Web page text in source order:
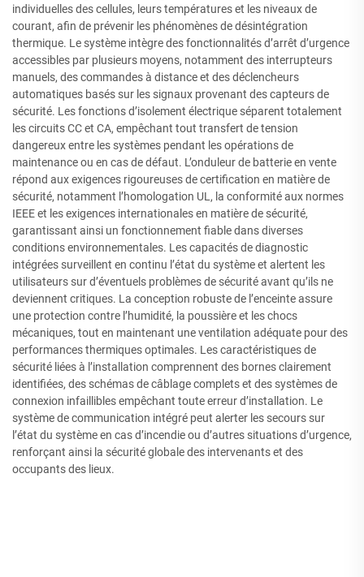
individuelles des cellules, leurs températures et les niveaux de
courant, afin de prévenir les phénomènes de désintégration
thermique. Le système intègre des fonctionnalités d’arrêt d’urgence
accessibles par plusieurs moyens, notamment des interrupteurs
manuels, des commandes à distance et des déclencheurs
automatiques basés sur les signaux provenant des capteurs de
sécurité. Les fonctions d’isolement électrique séparent totalement
les circuits CC et CA, empêchant tout transfert de tension
dangereux entre les systèmes pendant les opérations de
maintenance ou en cas de défaut. L’onduleur de batterie en vente
répond aux exigences rigoureuses de certification en matière de
sécurité, notamment l’homologation UL, la conformité aux normes
IEEE et les exigences internationales en matière de sécurité,
garantissant ainsi un fonctionnement fiable dans diverses
conditions environnementales. Les capacités de diagnostic
intégrées surveillent en continu l’état du système et alertent les
utilisateurs sur d’éventuels problèmes de sécurité avant qu’ils ne
deviennent critiques. La conception robuste de l’enceinte assure
une protection contre l’humidité, la poussière et les chocs
mécaniques, tout en maintenant une ventilation adéquate pour des
performances thermiques optimales. Les caractéristiques de
sécurité liées à l’installation comprennent des bornes clairement
identifiées, des schémas de câblage complets et des systèmes de
connexion infaillibles empêchant toute erreur d’installation. Le
système de communication intégré peut alerter les secours sur
l’état du système en cas d’incendie ou d’autres situations d’urgence,
renforçant ainsi la sécurité globale des intervenants et des
occupants des lieux.